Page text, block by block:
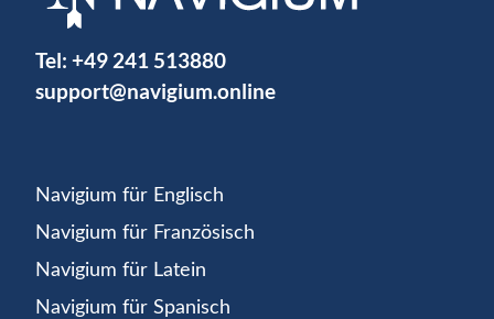
Tel: +49 241 513880
support@navigium.online
Navigium für Englisch
Navigium für Französisch
Navigium für Latein
Navigium für Spanisch